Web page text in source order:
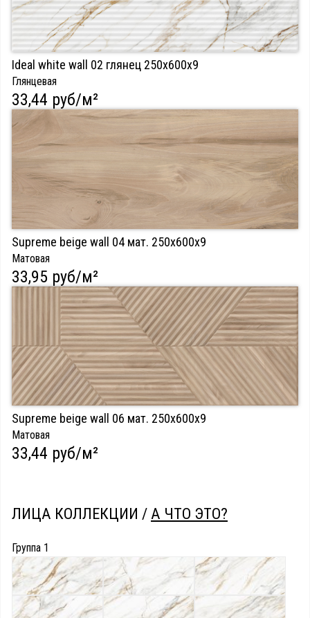
Ideal white wall 02 глянец 250х600х9
Глянцевая
33,44 руб/м²
Supreme beige wall 04 мат. 250х600х9
Матовая
33,95 руб/м²
Supreme beige wall 06 мат. 250х600х9
Матовая
33,44 руб/м²
ЛИЦА КОЛЛЕКЦИИ / А ЧТО ЭТО?
Группа 1